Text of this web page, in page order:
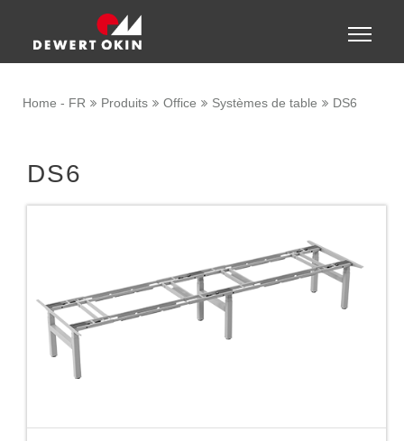
Toggle
Home - FR Produits Office Systèmes de table DS6
DS6